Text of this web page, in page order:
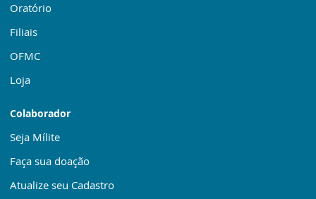
Oratório
Filiais
OFMC
Loja
Colaborador
Seja Mílite
Faça sua doação
Atualize seu Cadastro